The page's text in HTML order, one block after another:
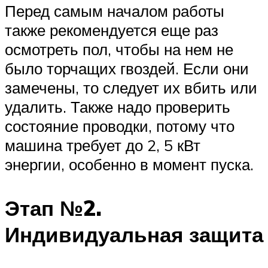
Перед самым началом работы
также рекомендуется еще раз
осмотреть пол, чтобы на нем не
было торчащих гвоздей. Если они
замечены, то следует их вбить или
удалить. Также надо проверить
состояние проводки, потому что
машина требует до 2, 5 кВт
энергии, особенно в момент пуска.
Этап №2.
Индивидуальная защита